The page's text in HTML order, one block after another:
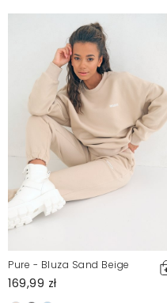
Pure - Bluza Sand Beige
169,99 zł